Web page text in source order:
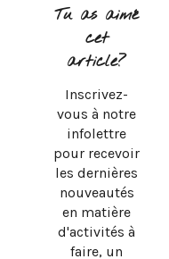
Tu as aimé
cet
article?
Inscrivez-
vous à notre
infolettre
pour recevoir
les dernières
nouveautés
en matière
d'activités à
faire, un